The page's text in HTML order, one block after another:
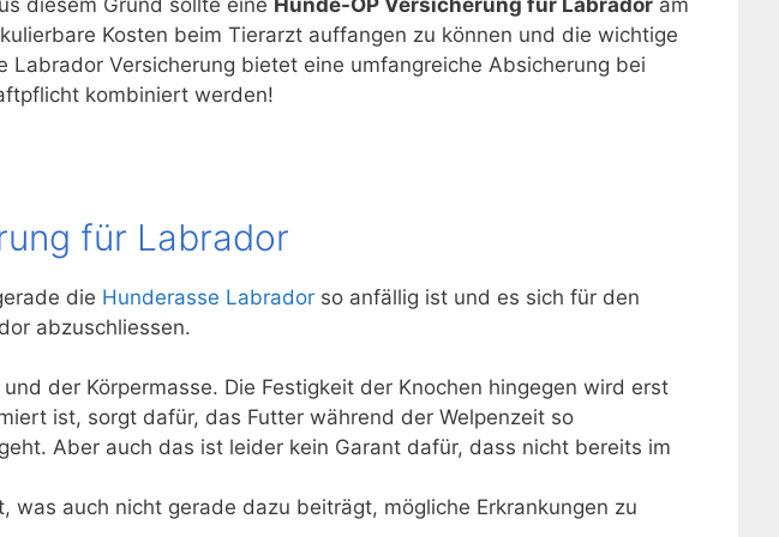
diesem Grund sollte eine Hunde-OP Versicherung für Labradoram
Kosten beim Tierarzt auffangen zu können und die wichtige
Versicherung bietet eine umfangreiche Absicherung bei
kombiniert werden!
für Labrador
die Hunderasse Labradorso anfällig ist und es sich für den
abzuschliessen.
der Körpermasse. Die Festigkeit der Knochen hingegen wird erst
ist, sorgt dafür, das Futter während der Welpenzeit so
Aber auch das ist leider kein Garant dafür, dass nicht bereits im
auch nicht gerade dazu beiträgt, mögliche Erkrankungen zu